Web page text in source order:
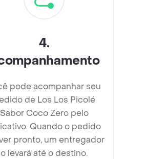
4.
pode acompanhar seu
de Los Los Picolé
Sabor Coco Zero pelo
Quando o pedido
pronto, um entregador
o levará até o destino.